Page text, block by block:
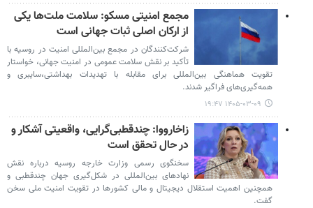
مجمع امنیتی مسکو: سلامت ملت‌ها یکی
از ارکان اصلی ثبات جهانی است
شرکت‌کنندگان در مجمع بین‌المللی امنیت در روسیه با
تأکید بر نقش سلامت عمومی در امنیت جهانی، خواستار
تقویت هماهنگی بین‌المللی برای مقابله با تهدیدات بهداشتی،سایبری و
همه‌گیری‌های فراگیر شدند.
۱۴۰۵-۰۳-۰۹ ۱۹:۴۷
زاخارووا: چندقطبی‌گرایی، واقعیتی آشکار و
در حال تحقق است
سخنگوی رسمی وزارت خارجه روسیه درباره نقش
نهادهای بین‌المللی در شکل‌گیری جهان چندقطبی و
همچنین اهمیت استقلال دیجیتال و مالی کشورها در تقویت امنیت ملی سخن
گفت.